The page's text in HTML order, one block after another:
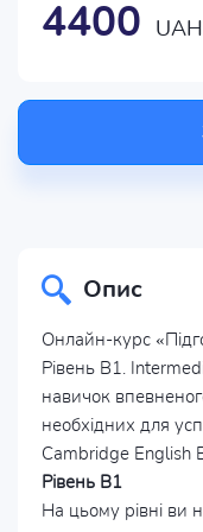
4400
Опис
Онлайн-курс
Рівень B1.
навичок
необхідних для
Cambridge English
Рівень B1
На цьому рівні ви